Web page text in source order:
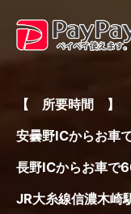
【 所要時間 】
安曇野ICからお車
長野ICからお車で
JR大糸線信濃木崎